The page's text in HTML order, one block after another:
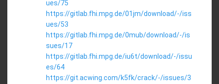
ues/75
https://gitlab.fhi.mpg.de/01jm/download/-/iss
ues/53
https://gitlab.fhi.mpg.de/0mub/download/-/is
sues/17
https://gitlab.fhi.mpg.de/iu6t/download/-/issu
es/64
https://git.acwing.com/k5fk/crack/-/issues/3